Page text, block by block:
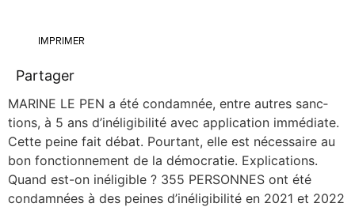
IMPRIMER
Partager
MARINE LE PEN a été condam­née, entre autres sanc­
tions, à 5 ans d’inéligibilité avec appli­ca­tion immé­diate.
Cette peine fait débat. Pour­tant, elle est néces­saire au
bon fonc­tion­ne­ment de la démo­cra­tie. Expli­ca­tions.
Quand est-on inéli­gible ? 355 PERSONNES ont été
condam­nées à des peines d’inéligibilité en 2021 et 2022